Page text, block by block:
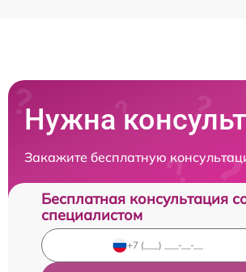
Нужна
Закажите бесплатную
Бесплатная консультация
специалистом